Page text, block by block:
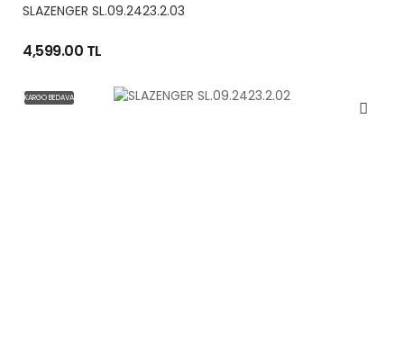
SLAZENGER SL.09.2423.2.03
4,599.00 TL
KARGO BEDAVA